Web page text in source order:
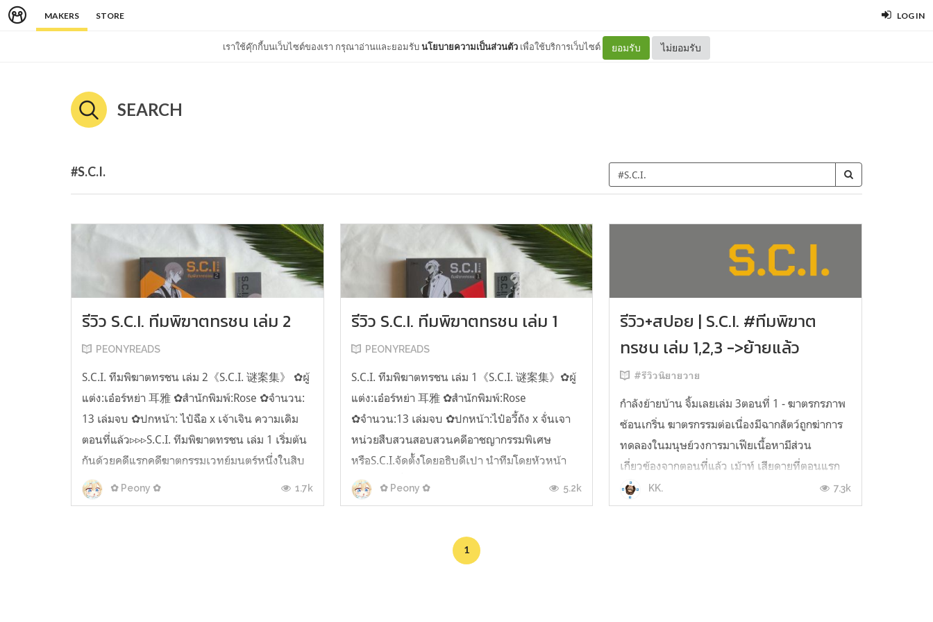
MAKERS STORE LOG IN
เราใช้คุ๊กกี้บนเว็บไซต์ของเรา กรุณาอ่านและยอมรับนโยบายความเป็นส่วนตัว เพื่อใช้บริการเว็บไซต์ ยอมรับ ไม่ยอมรับ
SEARCH
#S.C.I.
รีวิว S.C.I. ทีมพิฆาตทรชน เล่ม 2
PEONYREADS
S.C.I. ทีมพิฆาตทรชน เล่ม 2《S.C.I. 谜案集》 ✿ผู้
แต่ง:เอ๋อร์หย่า 耳雅 ✿สำนักพิมพ์:Rose ✿จำนวน:
13 เล่มจบ ✿ปกหน้า: ไป๋ฉือ x เจ้าเจิน ความเดิม
ตอนที่แล้ว▹▹▹S.C.I. ทีมพิฆาตทรชน เล่ม 1 เริ่มต้น
กันด้วยคดีแรกคดีฆาตกรรมเวทย์มนตร์หนึ่งในสิบ
คดีของเมือง S ที่ยังรอการสะสาง รูปแบบของการ
ฆาตกรรมนั้นน่าสนใจมาก โดยฆาตกรจะ...
✿ Peony ✿ 1.7k
รีวิว S.C.I. ทีมพิฆาตทรชน เล่ม 1
PEONYREADS
S.C.I. ทีมพิฆาตทรชน เล่ม 1《S.C.I. 谜案集》✿ผู้
แต่ง:เอ๋อร์หย่า 耳雅 ✿สำนักพิมพ์:Rose
✿จำนวน:13 เล่มจบ ✿ปกหน้า:ไป๋อวี้ถัง x จั่นเจา
หน่วยสืบสวนสอบสวนคดีอาชญากรรมพิเศษ
หรือS.C.I.จัดตั้งโดยอธิบดีเปา นำทีมโดยหัวหน้า
หน่วยไป๋อวี้ถัง ผู้ถนัดในด้านการการสืบสวนและ
ต่อสู้ และรองหัวหน้าหน่วย จั่นเจา ผู้เชี่ยวชาญทา
✿ Peony ✿ 5.2k
รีวิว+สปอย | S.C.I. #ทีมพิฆาต
ทรชน เล่ม 1,2,3 ->ย้ายแล้ว
#รีวิวนิยายวาย
กำลังย้ายบ้าน จิ้มเลยเล่ม 3ตอนที่ 1 - ฆาตรกรภาพ
ซ้อนเกริ่น ฆาตรกรรมต่อเนื่องมีฉากสัตว์ถูกฆ่าการ
ทดลองในมนุษย์วงการมาเฟียเนื้อหามีส่วน
เกี่ยวข้องจากตอนที่แล้ว เม้าท์ เสียดายที่ตอนแรก
ไม่ได้อ่านเล่มนี้ต่อยาวๆ เพราะว่าตอนนั้นอ่าน
เล่ม2แล้วมันหลอนไม่ไหวเลยพอก่อน แต่พอได้อ่าน
KK. 7.3k
1